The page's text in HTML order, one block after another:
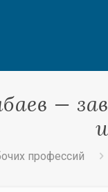
—
профессий